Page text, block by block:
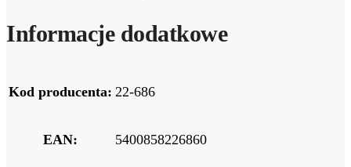
Informacje dodatkowe
Kod producenta: 22-686
EAN: 5400858226860